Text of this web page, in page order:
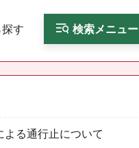
す 検索メニュー
る通行止について